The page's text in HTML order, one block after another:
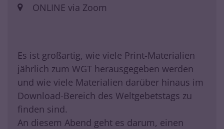
Ort: ONLINE via Zoom
Es ist großartig, wie viele Print-Materialien
jährlich zum WGT herausgegeben werden
und wie viele Materialien darüber hinaus im
Download-Bereich des Weltgebetstags zu
finden sind.
An diesem Abend geht es darum, einen